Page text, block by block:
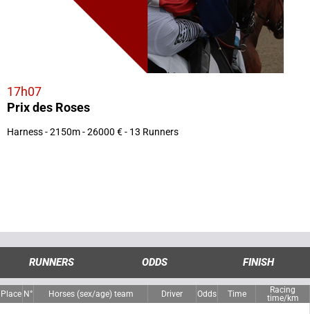
17h07
Prix des Roses
Harness - 2150m - 26000 € - 13 Runners
RUNNERS ODDS FINISH
Place N° Horses (sex/age) team Driver Odds Time
Racing
time/km